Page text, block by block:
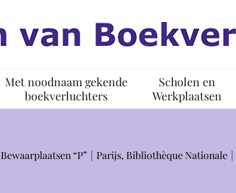
Met noodnaam gekende
boekverluchters
Scholen en
Werkplaatsen
Bewaarplaatsen “P” Parijs, Bibliothèque Nationale